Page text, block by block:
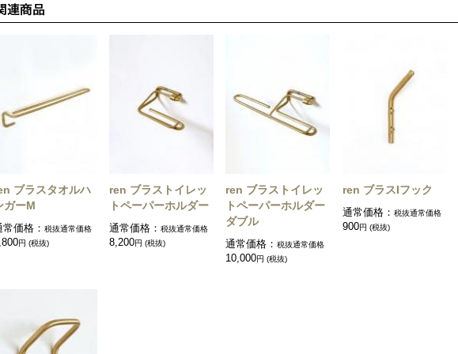
ブラスタオルハ
ガーM
常価格： 税抜通常価格
円 (税抜)
ren ブラストイレッ
トペーパーホルダー
通常価格：税抜通常価格
8,200円 (税抜)
ren ブラストイレッ
トペーパーホルダー
ダブル
通常価格：税抜通常価格
10,000円 (税抜)
ren ブラスIフック
通常価格： 税抜通常価格
900円 (税抜)